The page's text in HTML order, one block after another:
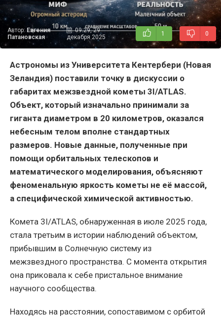
Автор: Евгения
Патановская
09:29, 29
декабря 2025
1 0
Астрономы из Университета Кентербери (Новая
Зеландия) поставили точку в дискуссии о
габаритах межзвездной кометы 3I/ATLAS.
Объект, который изначально принимали за
гиганта диаметром в 20 километров, оказался
небесным телом вполне стандартных
размеров. Новые данные, полученные при
помощи орбитальных телескопов и
математического моделирования, объясняют
феноменальную яркость кометы не её массой,
а специфической химической активностью.
Комета 3I/ATLAS, обнаруженная в июле 2025 года,
стала третьим в истории наблюдений объектом,
прибывшим в Солнечную систему из
межзвездного пространства. С момента открытия
она приковала к себе пристальное внимание
научного сообщества.
Находясь на расстоянии, сопоставимом с орбитой